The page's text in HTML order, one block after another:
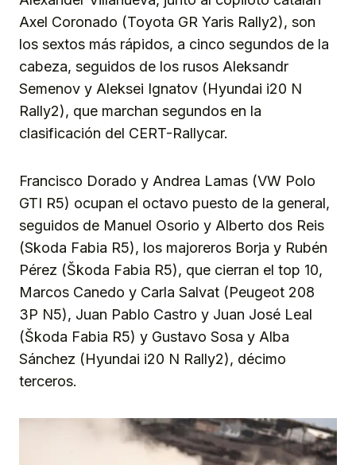
Axel Coronado (Toyota GR Yaris Rally2), son
los sextos más rápidos, a cinco segundos de la
cabeza, seguidos de los rusos Aleksandr
Semenov y Aleksei Ignatov (Hyundai i20 N
Rally2), que marchan segundos en la
clasificación del CERT-Rallycar.
Francisco Dorado y Andrea Lamas (VW Polo
GTI R5) ocupan el octavo puesto de la general,
seguidos de Manuel Osorio y Alberto dos Reis
(Skoda Fabia R5), los majoreros Borja y Rubén
Pérez (Škoda Fabia R5), que cierran el top 10,
Marcos Canedo y Carla Salvat (Peugeot 208
3P N5), Juan Pablo Castro y Juan José Leal
(Škoda Fabia R5) y Gustavo Sosa y Alba
Sánchez (Hyundai i20 N Rally2), décimo
terceros.